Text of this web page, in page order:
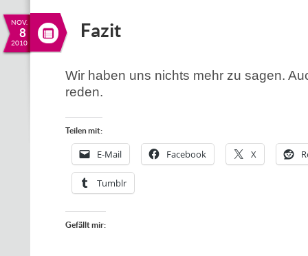
NOV.
8
2010
Fazit
Wir haben uns nichts mehr zu sagen.
reden.
Teilen mit:
E-Mail Facebook X
Tumblr
Gefällt mir: